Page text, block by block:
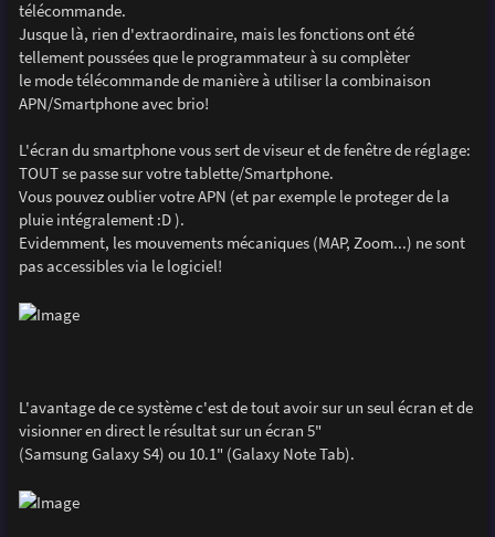
télécommande.
Jusque là, rien d'extraordinaire, mais les fonctions ont été
tellement poussées que le programmateur à su complèter
le mode télécommande de manière à utiliser la combinaison
APN/Smartphone avec brio!
L'écran du smartphone vous sert de viseur et de fenêtre de réglage:
TOUT se passe sur votre tablette/Smartphone.
Vous pouvez oublier votre APN (et par exemple le proteger de la
pluie intégralement :D ).
Evidemment, les mouvements mécaniques (MAP, Zoom...) ne sont
pas accessibles via le logiciel!
L'avantage de ce système c'est de tout avoir sur un seul écran et de
visionner en direct le résultat sur un écran 5"
(Samsung Galaxy S4) ou 10.1" (Galaxy Note Tab).